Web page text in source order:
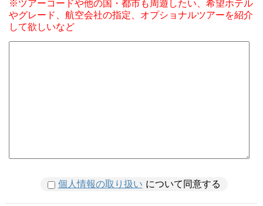
※ツアーコードや他の国・都市も周遊したい、希望ホテル
やグレード、航空会社の指定、オプショナルツアーを紹介
して欲しいなど
個人情報の取り扱い について同意する